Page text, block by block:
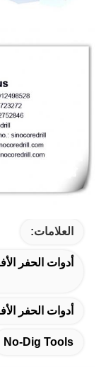
العلامات:
أدوات الحفر
أدوات الحفر
No-Dig Tools